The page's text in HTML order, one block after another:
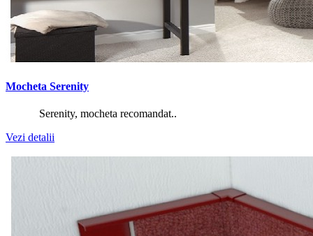
Mocheta Serenity
Serenity, mocheta recomandat..
Vezi detalii